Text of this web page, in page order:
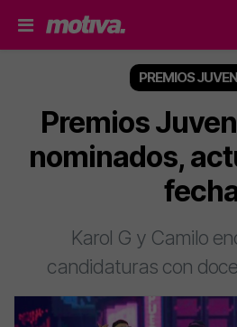
PREMIOS
Premios
nominados,
Karol G y Camilo
candidaturas con